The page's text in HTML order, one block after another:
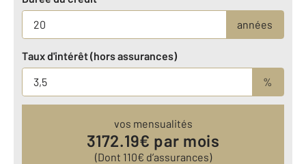
années
Taux d'intérêt (hors assurances)
%
vos mensualités
3172.19€ par mois
(Dont 110€ d’assurances)